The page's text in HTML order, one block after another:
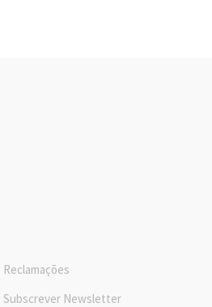
Reclamações
Subscrever Newsletter